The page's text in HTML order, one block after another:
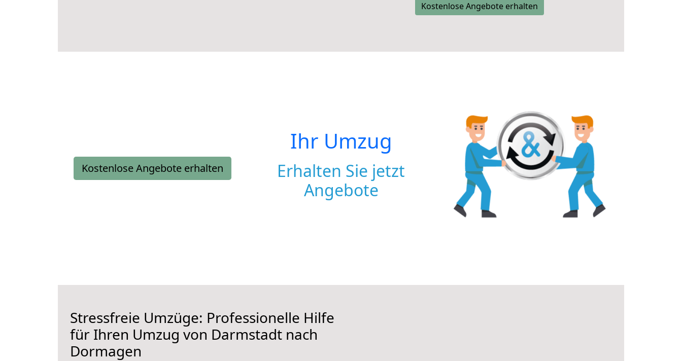
Kostenlose Angebote erhalten
Kostenlose Angebote erhalten
Ihr Umzug
Erhalten Sie jetzt
Angebote
Stressfreie Umzüge: Professionelle Hilfe
für Ihren Umzug von Darmstadt nach
Dormagen